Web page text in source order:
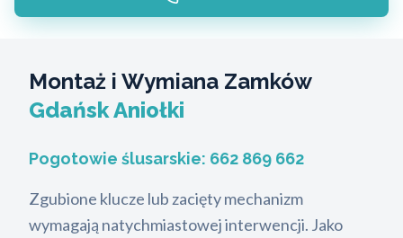
Montaż i Wymiana Zamków
Gdańsk Aniołki
Pogotowie ślusarskie: 662 869 662
Zgubione klucze lub zacięty mechanizm
wymagają natychmiastowej interwencji. Jako